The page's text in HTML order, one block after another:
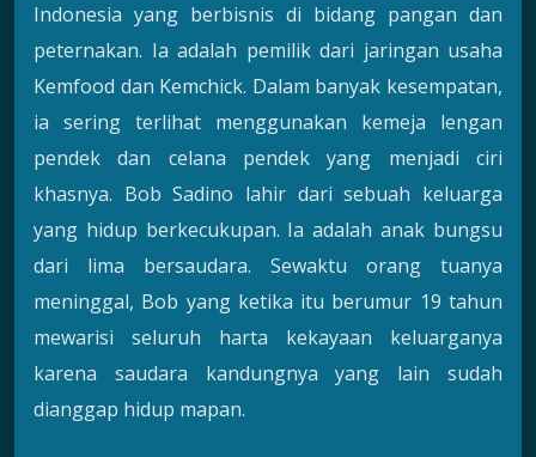
Indonesia yang berbisnis di bidang pangan dan
peternakan. Ia adalah pemilik dari jaringan usaha
Kemfood dan Kemchick. Dalam banyak kesempatan,
ia sering terlihat menggunakan kemeja lengan
pendek dan celana pendek yang menjadi ciri
khasnya. Bob Sadino lahir dari sebuah keluarga
yang hidup berkecukupan. Ia adalah anak bungsu
dari lima bersaudara. Sewaktu orang tuanya
meninggal, Bob yang ketika itu berumur 19 tahun
mewarisi seluruh harta kekayaan keluarganya
karena saudara kandungnya yang lain sudah
dianggap hidup mapan.